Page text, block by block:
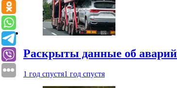
Раскрыты данные об
1 год спустя1 год спустя